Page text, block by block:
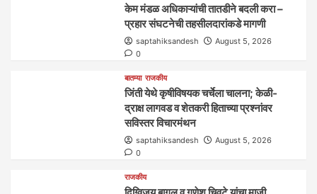
केम मंडळ अधिकाऱ्यांची तातडीने बदली करा –
प्रहार संघटनेची तहसीलदारांकडे मागणी
saptahiksandesh
August 5, 2026
0
बातम्या राजकीय
जिंती येथे कृषीविषयक चर्चेला चालना; केळी-
द्राक्ष लागवड व शेतकरी हिताच्या प्रश्नांवर
सविस्तर विचारमंथन
saptahiksandesh
August 5, 2026
0
राजकीय